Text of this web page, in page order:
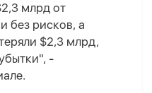
млрд от
без рисков, а
$2,3 млрд,
-